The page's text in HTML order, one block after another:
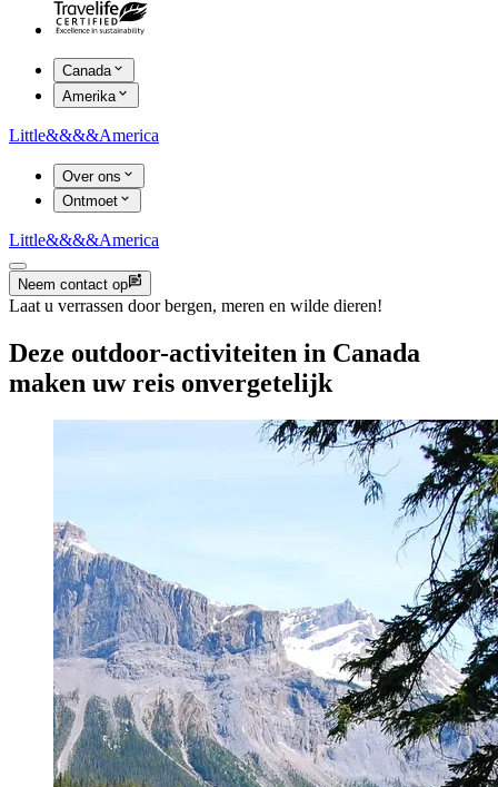
Canada
Amerika
Little&&&&America
Over ons
Ontmoet
Little&&&&America
Neem contact op
Laat u verrassen door bergen, meren en wilde dieren!
Deze outdoor-activiteiten in Canada
maken uw reis onvergetelijk